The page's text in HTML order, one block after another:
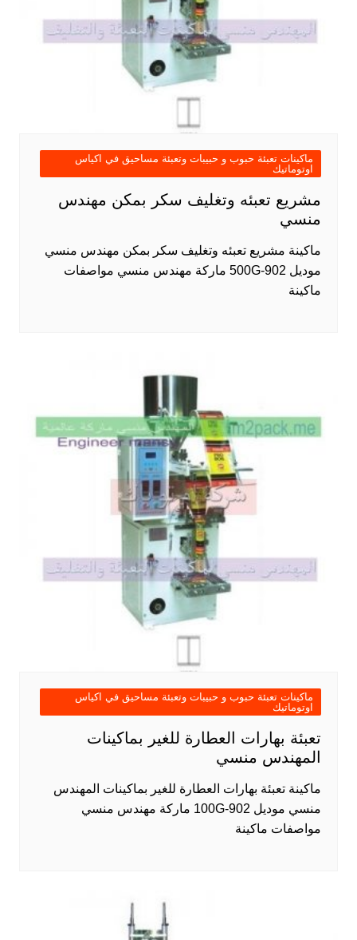
ماكينات تعبئة حبوب و حبيبات وتعبئة مساحيق في اكياس
اوتوماتيك
مشريع تعبئه وتغليف سكر بمكن مهندس
منسي
ماكينة مشريع تعبئه وتغليف سكر بمكن مهندس منسي
موديل 902-500G ماركة مهندس منسي مواصفات
ماكينة
ماكينات تعبئة حبوب و حبيبات وتعبئة مساحيق في اكياس
اوتوماتيك
تعبئة بهارات العطارة للغير بماكينات
المهندس منسي
ماكينة تعبئة بهارات العطارة للغير بماكينات المهندس
منسي موديل 902-100G ماركة مهندس منسي
مواصفات ماكينة